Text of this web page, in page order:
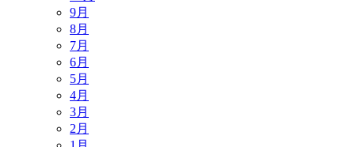
9月
8月
7月
6月
5月
4月
3月
2月